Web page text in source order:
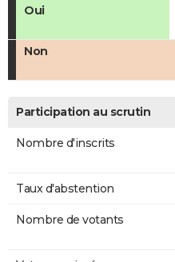
Oui
Non
Participation au scrutin
Nombre d'inscrits
Taux d'abstention
Nombre de votants